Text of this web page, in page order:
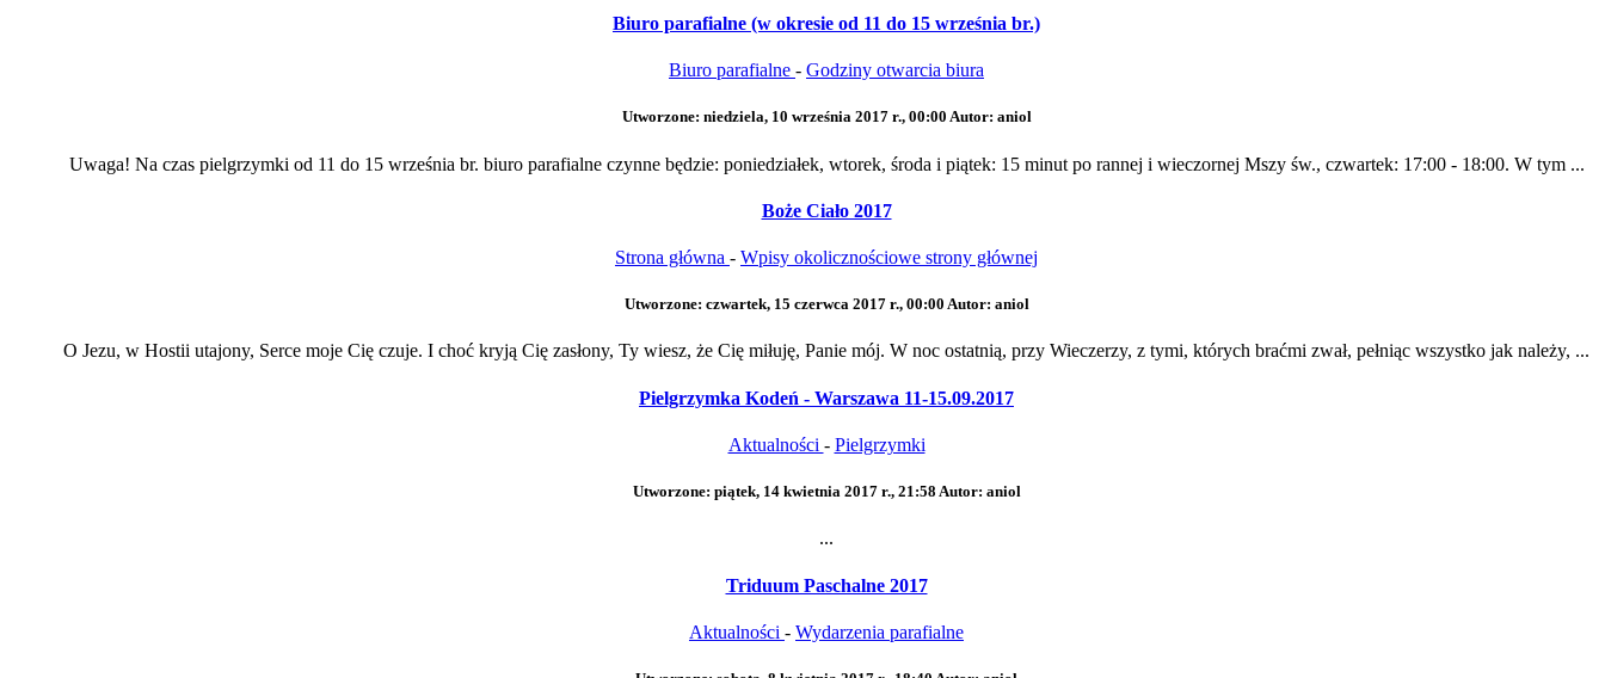
Biuro parafialne (w okresie od 11 do 15 września br.)
Biuro parafialne - Godziny otwarcia biura
Utworzone: niedziela, 10 września 2017 r., 00:00 Autor: aniol
Uwaga! Na czas pielgrzymki od 11 do 15 września br. biuro parafialne czynne będzie: poniedziałek, wtorek, środa i piątek: 15 minut po rannej i wieczornej Mszy św., czwartek: 17:00 - 18:00. W tym ...
Boże Ciało 2017
Strona główna - Wpisy okolicznościowe strony głównej
Utworzone: czwartek, 15 czerwca 2017 r., 00:00 Autor: aniol
O Jezu, w Hostii utajony, Serce moje Cię czuje. I choć kryją Cię zasłony, Ty wiesz, że Cię miłuję, Panie mój. W noc ostatnią, przy Wieczerzy, z tymi, których braćmi zwał, pełniąc wszystko jak należy, ...
Pielgrzymka Kodeń - Warszawa 11-15.09.2017
Aktualności - Pielgrzymki
Utworzone: piątek, 14 kwietnia 2017 r., 21:58 Autor: aniol
...
Triduum Paschalne 2017
Aktualności - Wydarzenia parafialne